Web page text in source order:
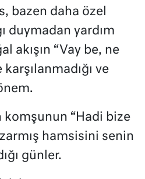
bazen daha özel
duymadan yardım
akışın “Vay be, ne
ve
komşunun “Hadi bize
hamsisini senin
günler.